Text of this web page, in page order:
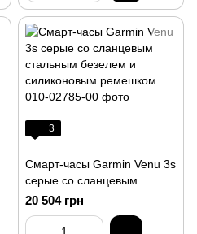
3
Смарт-часы Garmin Venu 3s
серые со сланцевым
стальным безелем и
силиконовым ремешком
20 504 грн